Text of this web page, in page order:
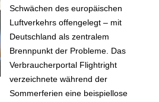
Schwächen des europäischen
Luftverkehrs offengelegt – mit
Deutschland als zentralem
Brennpunkt der Probleme. Das
Verbraucherportal Flightright
verzeichnete während der
Sommerferien eine beispiellose